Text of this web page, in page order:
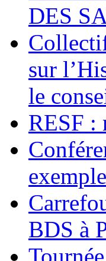
DES
sur
le
RESF :
BDS à